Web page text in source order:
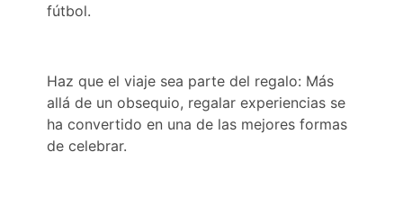
fútbol.
Haz que el viaje sea parte del regalo: Más
allá de un obsequio, regalar experiencias se
ha convertido en una de las mejores formas
de celebrar.